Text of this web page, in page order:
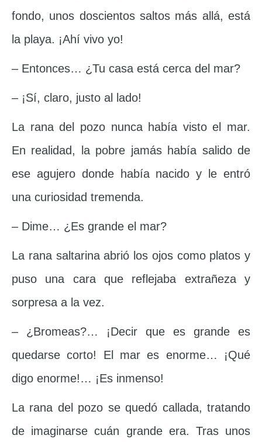
fondo, unos doscientos saltos más allá, está
la playa. ¡Ahí vivo yo!
– Entonces… ¿Tu casa está cerca del mar?
– ¡Sí, claro, justo al lado!
La rana del pozo nunca había visto el mar.
En realidad, la pobre jamás había salido de
ese agujero donde había nacido y le entró
una curiosidad tremenda.
– Dime… ¿Es grande el mar?
La rana saltarina abrió los ojos como platos y
puso una cara que reflejaba extrañeza y
sorpresa a la vez.
– ¿Bromeas?… ¡Decir que es grande es
quedarse corto! El mar es enorme… ¡Qué
digo enorme!… ¡Es inmenso!
La rana del pozo se quedó callada, tratando
de imaginarse cuán grande era. Tras unos